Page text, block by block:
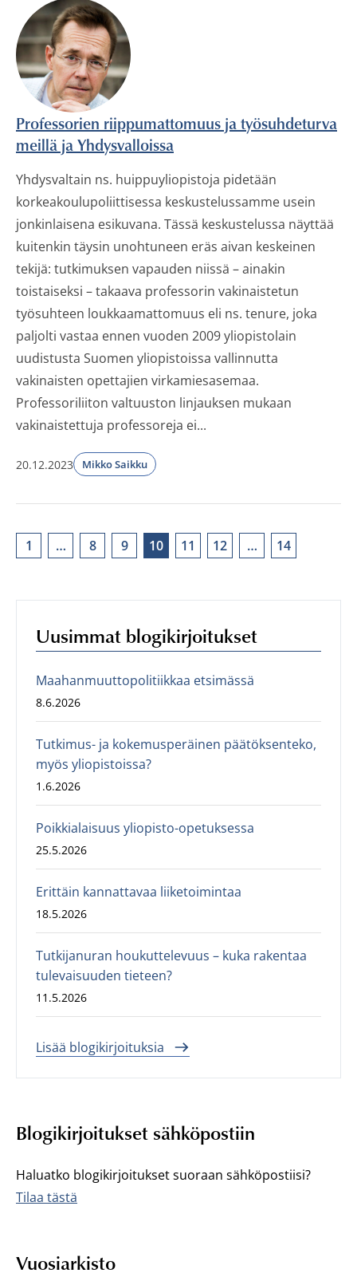
Professorien riippumattomuus ja työsuhdeturva
meillä ja Yhdysvalloissa
Yhdysvaltain ns. huippuyliopistoja pidetään
korkeakoulupoliittisessa keskustelussamme usein
jonkinlaisena esikuvana. Tässä keskustelussa näyttää
kuitenkin täysin unohtuneen eräs aivan keskeinen
tekijä: tutkimuksen vapauden niissä – ainakin
toistaiseksi – takaava professorin vakinaistetun
työsuhteen loukkaamattomuus eli ns. tenure, joka
paljolti vastaa ennen vuoden 2009 yliopistolain
uudistusta Suomen yliopistoissa vallinnutta
vakinaisten opettajien virkamiesasemaa.
Professoriliiton valtuuston linjauksen mukaan
vakinaistettuja professoreja ei...
20.12.2023 Mikko Saikku
1 … 8 9 10 11 12 … 14
Uusimmat blogikirjoitukset
Maahanmuuttopolitiikkaa etsimässä
8.6.2026
Tutkimus- ja kokemusperäinen päätöksenteko,
myös yliopistoissa?
1.6.2026
Poikkialaisuus yliopisto-opetuksessa
25.5.2026
Erittäin kannattavaa liiketoimintaa
18.5.2026
Tutkijanuran houkuttelevuus – kuka rakentaa
tulevaisuuden tieteen?
11.5.2026
Lisää blogikirjoituksia
Blogikirjoitukset sähköpostiin
Haluatko blogikirjoitukset suoraan sähköpostiisi?
Tilaa tästä
Vuosiarkisto